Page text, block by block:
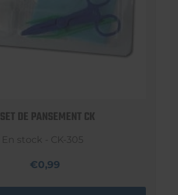
SET DE PANSEMENT CK
En stock - CK-305
€0,99